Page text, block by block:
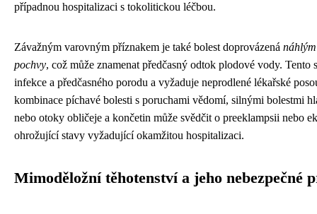
případnou hospitalizaci s tokolitickou léčbou.
Závažným varovným příznakem je také bolest doprovázená
pochvy, což může znamenat předčasný odtok plodové vody. Tento
infekce a předčasného porodu a vyžaduje neprodlené lékařské
kombinace píchavé bolesti s poruchami vědomí, silnými bolestmi
nebo otoky obličeje a končetin může svědčit o preeklampsii nebo
ohrožující stavy vyžadující okamžitou hospitalizaci.
Mimoděložní těhotenství a jeho nebezpečné